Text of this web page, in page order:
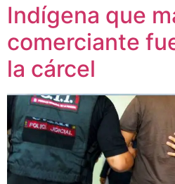
Indígena que
comerciante
la cárcel